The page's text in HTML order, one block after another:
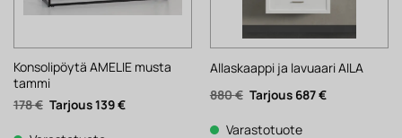
Konsolipöytä AMELIE musta
tammi
178€ Alkuperäinen
hinta
139€Nykyinen
Allaskaappi ja lavuaari AILA
880€ Alkuperäinen
hinta
880 €.
687€Nykyinen
Varastotuote